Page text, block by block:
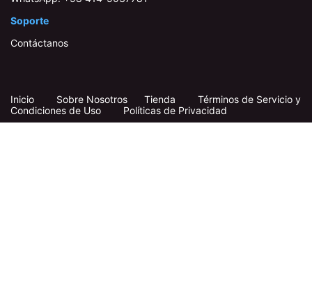
Soporte
Contáctanos
Inicio Sobre Nosotros Tienda
Términos de Servicio y
Condiciones de Uso
Políticas de Privacidad